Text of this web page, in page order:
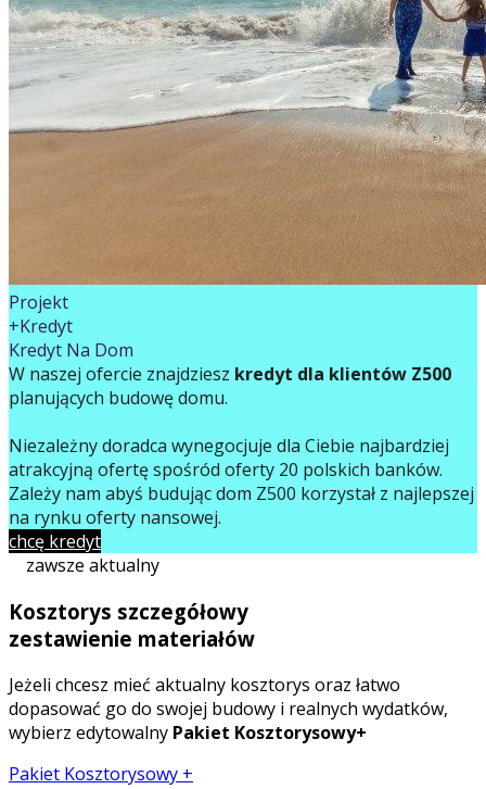
Projekt
+Kredyt
Kredyt Na Dom
W naszej ofercie znajdziesz kredyt dla klientów Z500
planujących budowę domu.
Niezależny doradca wynegocjuje dla Ciebie najbardziej
atrakcyjną ofertę spośród oferty 20 polskich banków.
Zależy nam abyś budując dom Z500 korzystał z najlepszej
na rynku oferty finansowej.
chcę kredyt
zawsze aktualny
Kosztorys szczegółowy
zestawienie materiałów
Jeżeli chcesz mieć aktualny kosztorys oraz łatwo
dopasować go do swojej budowy i realnych wydatków,
wybierz edytowalny Pakiet Kosztorysowy+
Pakiet Kosztorysowy +